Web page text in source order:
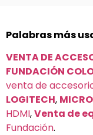
Palabras más
VENTA DE
FUNDACIÓN
venta de
LOGITECH,
HDMI,Venta de
Fundación.